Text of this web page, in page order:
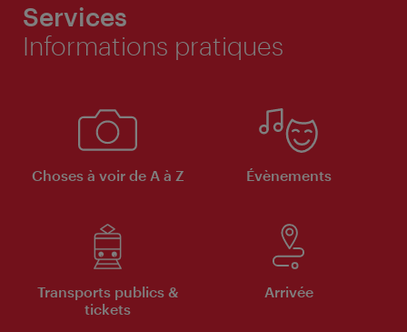
Services
Informations pratiques
Choses à voir de A à Z Évènements
Transports publics &
tickets
Arrivée